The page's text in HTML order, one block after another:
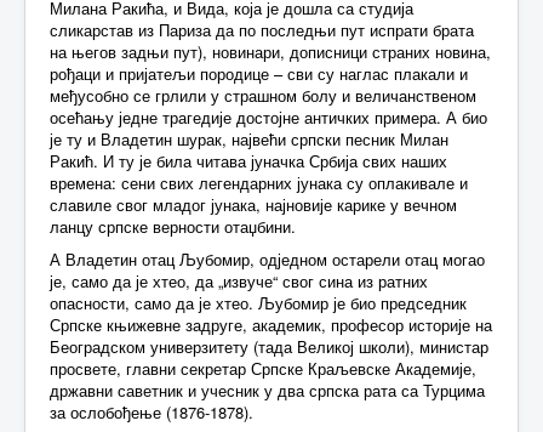
Милана Ракића, и Вида, која је дошла са студија
сликарстав из Париза да по последњи пут испрати брата
на његов задњи пут), новинари, дописници страних новина,
рођаци и пријатељи породице – сви су наглас плакали и
међусобно се грлили у страшном болу и величанственом
осећању једне трагедије достојне античких примера. А био
је ту и Владетин шурак, највећи српски песник Милан
Ракић. И ту је била читава јуначка Србија свих наших
времена: сени свих легендарних јунака су оплакивале и
славиле свог младог јунака, најновије карике у вечном
ланцу српске верности отаџбини.
А Владетин отац Љубомир, одједном остарели отац могао
је, само да је хтео, да „извуче“ свог сина из ратних
опасности, само да је хтео. Љубомир је био председник
Српске књижевне задруге, академик, професор историје на
Београдском универзитету (тада Великој школи), министар
просвете, главни секретар Српске Краљевске Академије,
државни саветник и учесник у два српска рата са Турцима
за ослобођење (1876-1878).